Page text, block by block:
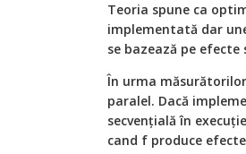
Teoria spune ca
implementată dar
se bazează pe efecte
În urma
paralel. Dacă
secvenţială în
cand f produce